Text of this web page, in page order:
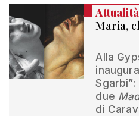
Attualità
Maria,
Alla
due
di